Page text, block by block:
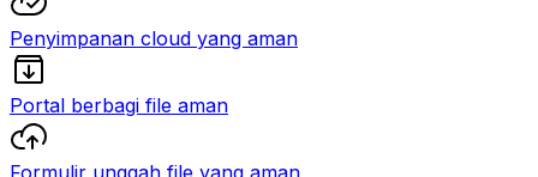
Penyimpanan cloud yang aman
Portal berbagi file aman
Formulir unggah file yang aman